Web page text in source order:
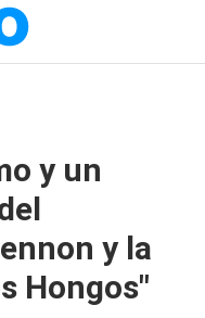
y un
y la
Hongos"